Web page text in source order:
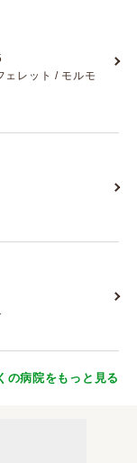
ェレット / モルモ
の病院をもっと見る